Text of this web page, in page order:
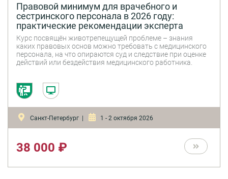
Правовой минимум для врачебного и
сестринского персонала в 2026 году:
практические рекомендации эксперта
Курс посвящён животрепещущей проблеме – знания
каких правовых основ можно требовать с медицинского
персонала, на что опираются суд и следствие при оценке
действий или бездействия медицинского работника.
Санкт-Петербург | 1 - 2 октября 2026
38 000 ₽